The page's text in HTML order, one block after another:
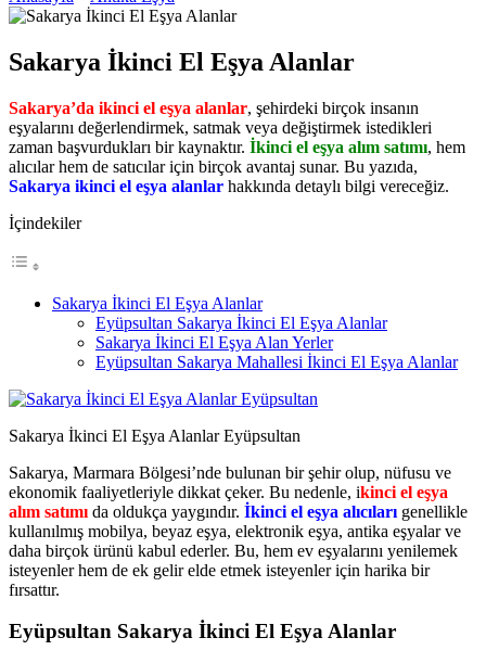
Sakarya İkinci El Eşya Alanlar
Sakarya’da ikinci el eşya alanlar, şehirdeki birçok insanın
eşyalarını değerlendirmek, satmak veya değiştirmek istedikleri
zaman başvurdukları bir kaynaktır. İkinci el eşya alım satımı, hem
alıcılar hem de satıcılar için birçok avantaj sunar. Bu yazıda,
Sakarya ikinci el eşya alanlar hakkında detaylı bilgi vereceğiz.
İçindekiler
Sakarya İkinci El Eşya Alanlar
Eyüpsultan Sakarya İkinci El Eşya Alanlar
Sakarya İkinci El Eşya Alan Yerler
Eyüpsultan Sakarya Mahallesi İkinci El Eşya Alanlar
Sakarya İkinci El Eşya Alanlar Eyüpsultan
Sakarya, Marmara Bölgesi’nde bulunan bir şehir olup, nüfusu ve
ekonomik faaliyetleriyle dikkat çeker. Bu nedenle, ikinci el eşya
alım satımı da oldukça yaygındır. İkinci el eşya alıcıları genellikle
kullanılmış mobilya, beyaz eşya, elektronik eşya, antika eşyalar ve
daha birçok ürünü kabul ederler. Bu, hem ev eşyalarını yenilemek
isteyenler hem de ek gelir elde etmek isteyenler için harika bir
fırsattır.
Eyüpsultan Sakarya İkinci El Eşya Alanlar